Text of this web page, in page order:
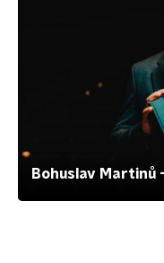
Bohuslav Martinů